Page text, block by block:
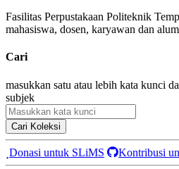
Fasilitas Perpustakaan Politeknik
mahasiswa, dosen, karyawan dan
Cari
masukkan satu atau lebih kata kunci
subjek
Cari Koleksi
Donasi untuk SLiMS Kontribusi